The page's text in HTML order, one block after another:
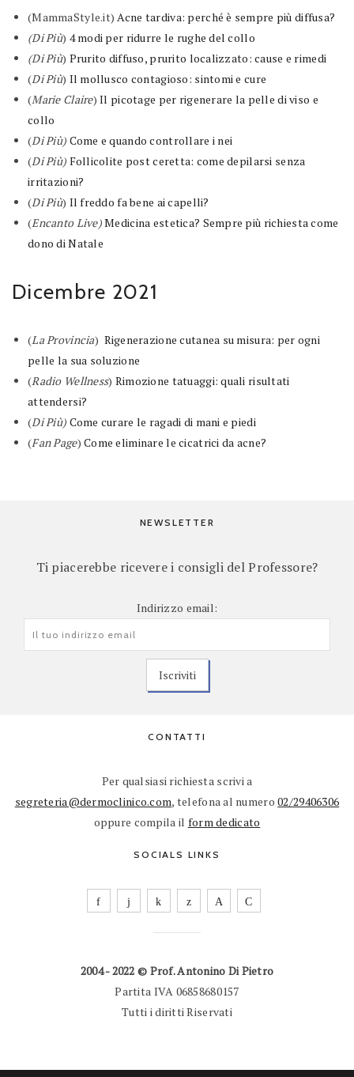
(MammaStyle.it)Acne tardiva: perché è sempre più diffusa?
(Di Più) 4 modi per ridurre le rughe del collo
(Di Più) Prurito diffuso, prurito localizzato: cause e rimedi
(Di Più) Il mollusco contagioso: sintomi e cure
(Marie Claire)Il picotage per rigenerare la pelle di viso e
collo
(Di Più) Come e quando controllare i nei
(Di Più) Follicolite post ceretta: come depilarsi senza
irritazioni?
(Di Più) Il freddo fa bene ai capelli?
(Encanto Live)Medicina estetica? Sempre più richiesta come
dono di Natale
Dicembre 2021
(La Provincia) Rigenerazione cutanea su misura: per ogni
pelle la sua soluzione
(Radio Wellness) Rimozione tatuaggi: quali risultati
attendersi?
(Di Più) Come curare le ragadi di mani e piedi
(Fan Page)Come eliminare le cicatrici da acne?
NEWSLETTER
Ti piacerebbe ricevere i consigli del Professore?
Indirizzo email:
CONTATTI
Per qualsiasi richiesta scrivi a
segreteria@dermoclinico.com, telefona al numero02/29406306
oppure compila il form dedicato
SOCIALS LINKS
2004 - 2022 © Prof. Antonino Di Pietro
Partita IVA 06858680157
Tutti i diritti Riservati